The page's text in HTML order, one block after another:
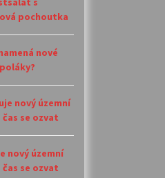
pochoutka
nové
nový územní
čas se ozvat
nový územní
čas se ozvat